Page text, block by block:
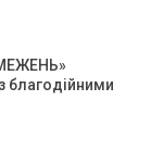
благодійними